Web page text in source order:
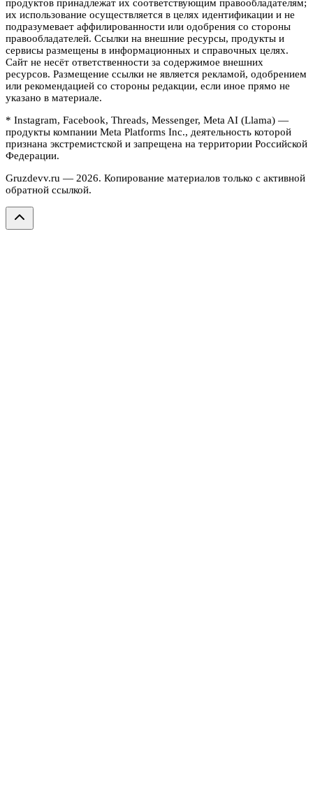
продуктов принадлежат их соответствующим правообладателям;
их использование осуществляется в целях идентификации и не
подразумевает аффилированности или одобрения со стороны
правообладателей. Ссылки на внешние ресурсы, продукты и
сервисы размещены в информационных и справочных целях.
Сайт не несёт ответственности за содержимое внешних
ресурсов. Размещение ссылки не является рекламой, одобрением
или рекомендацией со стороны редакции, если иное прямо не
указано в материале.
* Instagram, Facebook, Threads, Messenger, Meta AI (Llama) —
продукты компании Meta Platforms Inc., деятельность которой
признана экстремистской и запрещена на территории Российской
Федерации.
Gruzdevv.ru — 2026. Копирование материалов только с активной
обратной ссылкой.